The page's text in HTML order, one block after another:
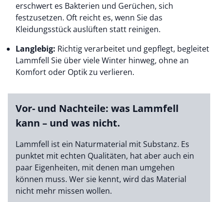
erschwert es Bakterien und Gerüchen, sich
festzusetzen. Oft reicht es, wenn Sie das
Kleidungsstück auslüften statt reinigen.
Langlebig: Richtig verarbeitet und gepflegt, begleitet
Lammfell Sie über viele Winter hinweg, ohne an
Komfort oder Optik zu verlieren.
Vor- und Nachteile: was Lammfell
kann – und was nicht.
Lammfell ist ein Naturmaterial mit Substanz. Es
punktet mit echten Qualitäten, hat aber auch ein
paar Eigenheiten, mit denen man umgehen
können muss. Wer sie kennt, wird das Material
nicht mehr missen wollen.